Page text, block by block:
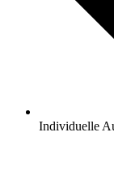
Individuelle